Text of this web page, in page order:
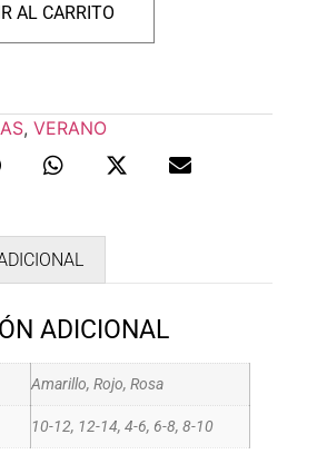
AL CARRITO
, VERANO
ADICIONAL
Amarillo, Rojo, Rosa
10-12, 12-14, 4-6, 6-8, 8-10